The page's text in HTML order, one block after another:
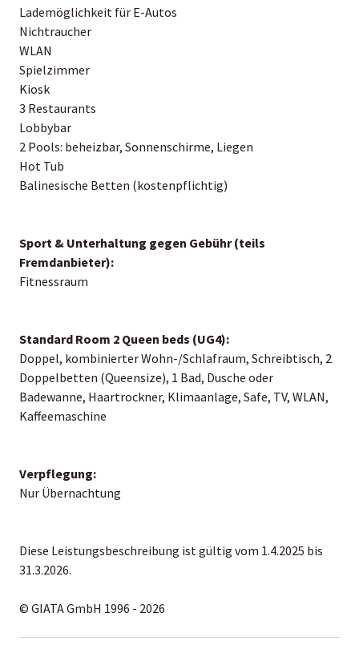
Lademöglichkeit für E-Autos
Nichtraucher
WLAN
Spielzimmer
Kiosk
3 Restaurants
Lobbybar
2 Pools: beheizbar, Sonnenschirme, Liegen
Hot Tub
Balinesische Betten (kostenpflichtig)
Sport & Unterhaltung gegen Gebühr (teils
Fremdanbieter):
Fitnessraum
Standard Room 2 Queen beds (UG4):
Doppel, kombinierter Wohn-/Schlafraum, Schreibtisch, 2
Doppelbetten (Queensize), 1 Bad, Dusche oder
Badewanne, Haartrockner, Klimaanlage, Safe, TV, WLAN,
Kaffeemaschine
Verpflegung:
Nur Übernachtung
Diese Leistungsbeschreibung ist gültig vom 1.4.2025 bis
31.3.2026.
© GIATA GmbH 1996 - 2026